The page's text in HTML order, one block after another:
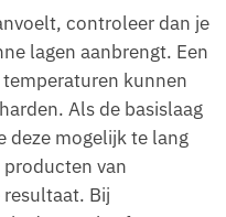
controleer dan je
lagen aanbrengt. Een
kunnen
Als de basislaag
deze mogelijk te lang
van
Bij